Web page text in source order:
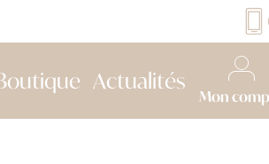
Actualités
Mon